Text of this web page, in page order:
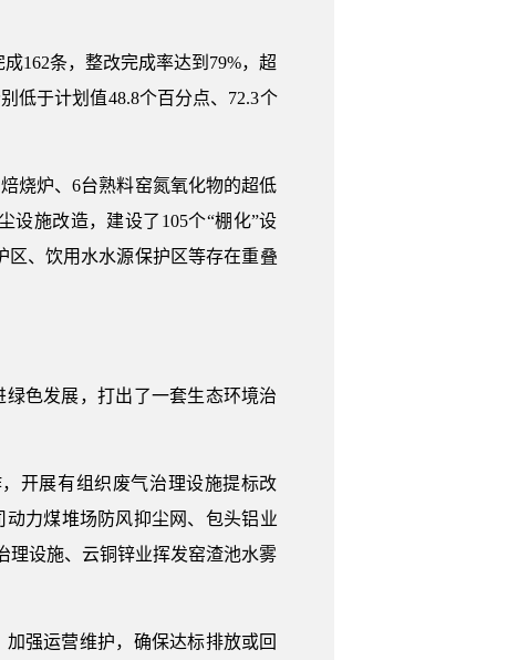
162条，整改完成率达到79%，超
低于计划值48.8个百分点、72.3个
烧炉、6台熟料窑氮氧化物的超低
设施改造，建设了105个“棚化”设
区、饮用水水源保护区等存在重叠
色发展，打出了一套生态环境治
开展有组织废气治理设施提标改
力煤堆场防风抑尘网、包头铝业
理设施、云铜锌业挥发窑渣池水雾
强运营维护，确保达标排放或回